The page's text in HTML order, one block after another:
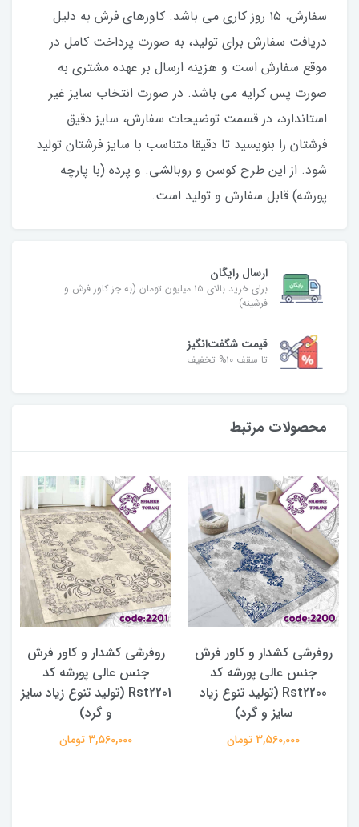
سفارش، ۱۵ روز کاری می باشد. کاورهای فرش به دلیل
دریافت سفارش برای تولید، به صورت پرداخت کامل در
موقع سفارش است و هزینه ارسال بر عهده مشتری به
صورت پس کرایه می باشد. در صورت انتخاب سایز غیر
استاندارد، در قسمت توضیحات سفارش، سایز دقیق
فرشتان را بنویسید تا دقیقا متناسب با سایز فرشتان تولید
شود. از این طرح کوسن و روبالشی. و پرده (با پارچه
پورشه) قابل سفارش و تولید است.
ارسال رایگان
برای خرید بالای ۱۵ میلیون تومان (به جز کاور فرش و
فرشینه)
قیمت شگفت‌انگیز
تا سقف ۱۰% تخفیف
محصولات مرتبط
روفرشی کشدار و کاور فرش
جنس عالی پورشه کد
Rst2200 (تولید تنوع زیاد
سایز و گرد)
3,560,000 تومان
روفرشی کشدار و کاور فرش
جنس عالی پورشه کد
Rst2201 (تولید تنوع زیاد سایز
و گرد)
3,560,000 تومان